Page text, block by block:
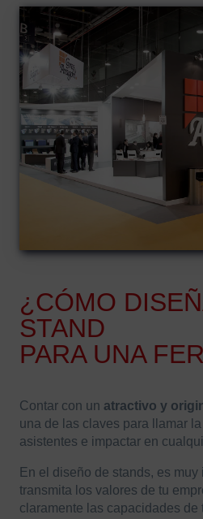
¿CÓMO
STAND
PARA UNA
Contar con un atractivo y
una de las claves para llamar
asistentes e impactar en
En el diseño de stands, es muy
transmita los valores de tu
claramente las capacidades de